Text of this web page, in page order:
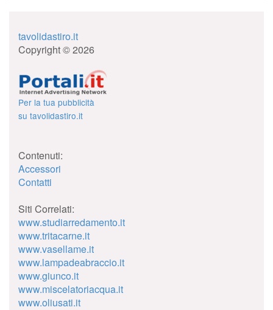
tavolidastiro.it
Copyright © 2026
Per la tua pubblicità
su tavolidastiro.it
Contenuti:
Accessori
Contatti
Siti Correlati:
www.studiarredamento.it
www.tritacarne.it
www.vasellame.it
www.lampadeabraccio.it
www.giunco.it
www.miscelatoriacqua.it
www.oliusati.it